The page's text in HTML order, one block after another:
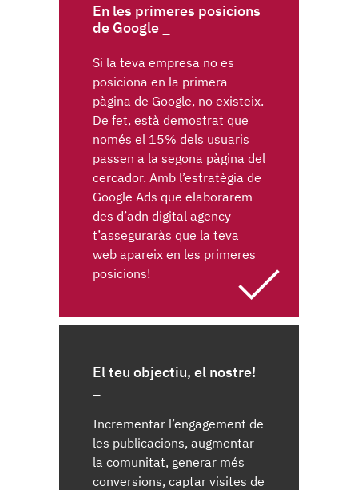
En les primeres posicions
de Google
Si la teva empresa no es
posiciona en la primera
pàgina de Google, no existeix.
De fet, està demostrat que
només el 15% dels usuaris
passen a la segona pàgina del
cercador. Amb l’estratègia de
Google Ads que elaborarem
des d’adn digital agency
t’asseguraràs que la teva
web apareix en les primeres
posicions!
El teu objectiu, el nostre!
Incrementar l’engagement de
les publicacions, augmentar
la comunitat, generar més
conversions, captar visites de